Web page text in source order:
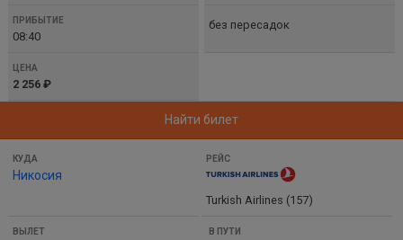
08:40
без пересадок
2 256 ₽
Найти билет
Никосия
Turkish Airlines (157)